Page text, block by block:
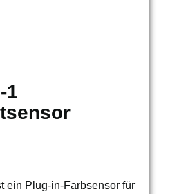
1
ein Plug-in-Farbsensor für